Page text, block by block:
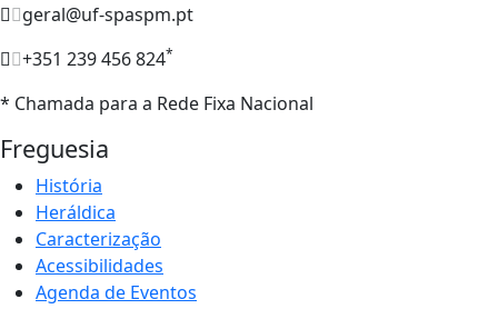
geral@uf-spaspm.pt
+351 239 456 824*
* Chamada para a Rede Fixa Nacional
Freguesia
História
Heráldica
Caracterização
Acessibilidades
Agenda de Eventos